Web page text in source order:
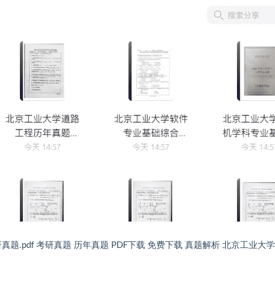
.pdf 考研真题 历年真题 PDF下载 免费下载 真题解析 北京工业大学